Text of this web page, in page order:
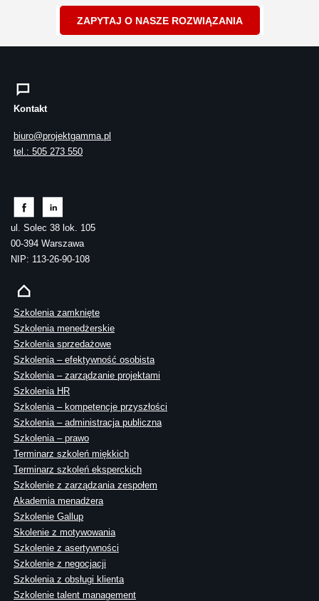
ZAPYTAJ O NASZE ROZWIĄZANIA
Kontakt
biuro@projektgamma.pl
tel.: 505 273 550
ul. Solec 38 lok. 105
00-394 Warszawa
NIP: 113-26-90-108
Szkolenia zamknięte
Szkolenia menedżerskie
Szkolenia sprzedażowe
Szkolenia – efektywność osobista
Szkolenia – zarządzanie projektami
Szkolenia HR
Szkolenia – kompetencje przyszłości
Szkolenia – administracja publiczna
Szkolenia – prawo
Terminarz szkoleń miękkich
Terminarz szkoleń eksperckich
Szkolenie z zarządzania zespołem
Akademia menadżera
Szkolenie Gallup
Skolenie z motywowania
Szkolenie z asertywności
Szkolenie z negocjacji
Szkolenia z obsługi klienta
Szkolenie talent management